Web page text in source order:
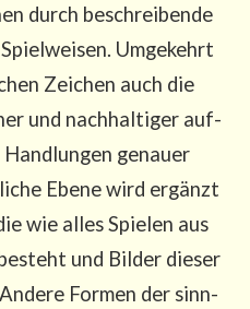
durch beschrei­ben­de
Umge­kehrt
Zei­chen auch die
und nach­hal­ti­ger auf­
genau­er
Ebe­ne wird ergänzt
wie alles Spie­len aus
und Bil­der die­ser
For­men der sinn­